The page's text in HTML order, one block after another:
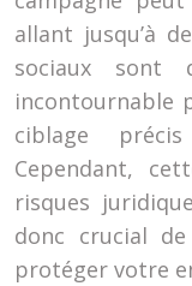
allant jusqu’à
sociaux sont
incontournable
ciblage
Cependant,
risques
donc crucial
protéger votre